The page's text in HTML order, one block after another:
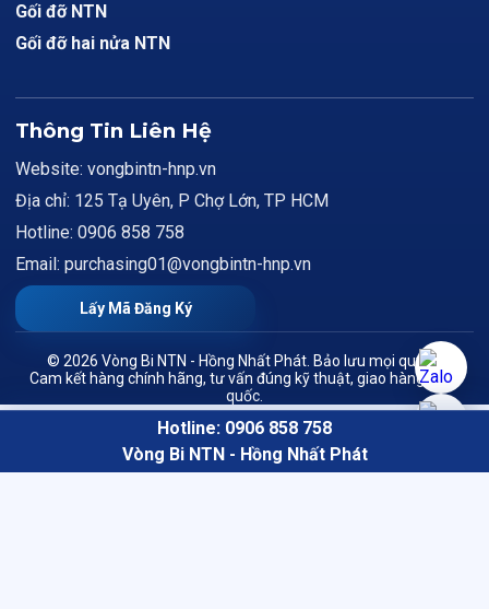
Hotline: 0906 858 758
Vòng Bi NTN - Hồng Nhất Phát
Gối đỡ NTN
Gối đỡ hai nửa NTN
Thông Tin Liên Hệ
Website: vongbintn-hnp.vn
Địa chỉ: 125 Tạ Uyên, P Chợ Lớn, TP HCM
Hotline: 0906 858 758
Email: purchasing01@vongbintn-hnp.vn
Lấy Mã Đăng Ký
© 2026 Vòng Bi NTN - Hồng Nhất Phát. Bảo lưu mọi quyền.
Cam kết hàng chính hãng, tư vấn đúng kỹ thuật, giao hàng toàn
quốc.